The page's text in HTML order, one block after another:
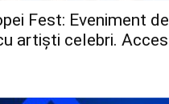
Fest: Eveniment de
artiști celebri. Acces